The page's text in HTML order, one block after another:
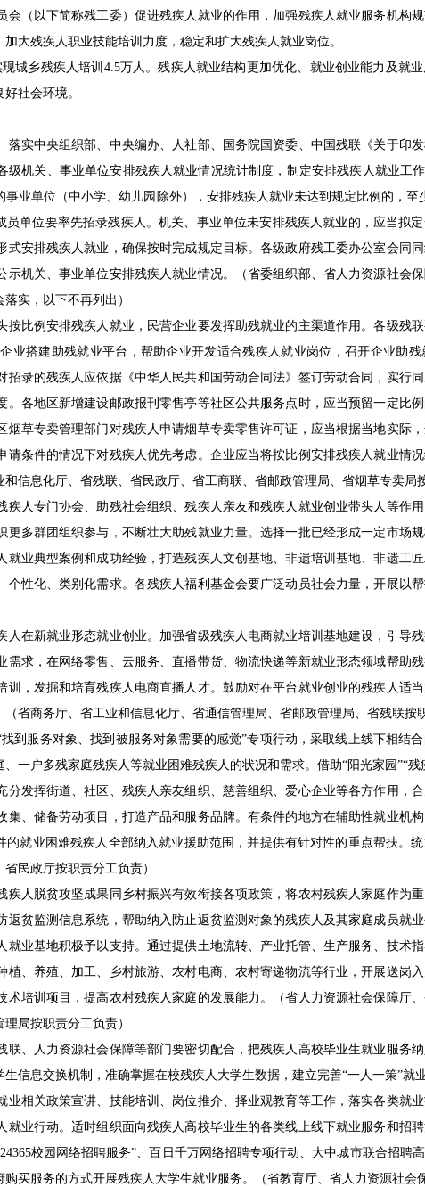
（以下简称残工委）促进残疾人就业的作用，加强残疾人就业服务机构
大残疾人职业技能培训力度，稳定和扩大残疾人就业岗位。
乡残疾人培训4.5万人。残疾人就业结构更加优化、就业创业能力及就业
社会环境。
中央组织部、中央编办、人社部、国务院国资委、中国残联《关于印
级机关、事业单位安排残疾人就业情况统计制度，制定安排残疾人就业工
业单位（中小学、幼儿园除外），安排残疾人就业未达到规定比例的，
单位要率先招录残疾人。机关、事业单位未安排残疾人就业的，应当拟
安排残疾人就业，确保按时完成规定目标。各级政府残工委办公室会同
机关、事业单位安排残疾人就业情况。（省委组织部、省人力资源社会
实，以下不再列出）
例安排残疾人就业，民营企业要发挥助残就业的主渠道作用。各级残
业搭建助残就业平台，帮助企业开发适合残疾人就业岗位，召开企业助
录的残疾人应依据《中华人民共和国劳动合同法》签订劳动合同，实行
各地区新增建设邮政报刊零售亭等社区公共服务点时，应当预留一定比
草专卖管理部门对残疾人申请烟草专卖零售许可证，应当根据当地实际
条件的情况下对残疾人优先考虑。企业应当将按比例安排残疾人就业情
信息化厅、省残联、省民政厅、省工商联、省邮政管理局、省烟草专卖局
专门协会、助残社会组织、残疾人亲友和残疾人就业创业带头人等作
多群团组织参与，不断壮大助残就业力量。选择一批已经形成一定市场
业典型案例和成功经验，打造残疾人文创基地、非遗培训基地、非遗工
性化、类别化需求。各残疾人福利基金会要广泛动员社会力量，开展以
新就业形态就业创业。加强省级残疾人电商就业培训基地建设，引导
求，在网络零售、云服务、直播带货、物流快递等新就业形态领域帮助
，发掘和培育残疾人电商直播人才。鼓励对在平台就业创业的残疾人适
省商务厅、省工业和信息化厅、省通信管理局、省邮政管理局、省残联按
服务对象、找到被服务对象需要的感觉”专项行动，采取线上线下相结
一户多残家庭残疾人等就业困难残疾人的状况和需求。借助“阳光家园”“
发挥街道、社区、残疾人亲友组织、慈善组织、爱心企业等各方作用，
、储备劳动项目，打造产品和服务品牌。有条件的地方在辅助性就业机
就业困难残疾人全部纳入就业援助范围，并提供有针对性的重点帮扶。
民政厅按职责分工负责）
脱贫攻坚成果同乡村振兴有效衔接各项政策，将农村残疾人家庭作为
贫监测信息系统，帮助纳入防止返贫监测对象的残疾人及其家庭成员就
业基地积极予以支持。通过提供土地流转、产业托管、生产服务、技术
、养殖、加工、乡村旅游、农村电商、农村寄递物流等行业，开展送岗
培训项目，提高农村残疾人家庭的发展能力。（省人力资源社会保障厅
局按职责分工负责）
人力资源社会保障等部门要密切配合，把残疾人高校毕业生就业服务
信息交换机制，准确掌握在校残疾人大学生数据，建立完善“一人一策”就
相关政策宣讲、技能培训、岗位推介、择业观教育等工作，落实各类就
业行动。适时组织面向残疾人高校毕业生的各类线上线下就业服务和招
校园网络招聘服务”、百日千万网络招聘专项行动、大中城市联合招聘
买服务的方式开展残疾人大学生就业服务。（省教育厅、省人力资源社会